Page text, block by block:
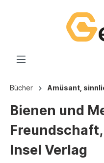
Bücher Amüsant,
Bienen und
Freundschaft,
Insel Verlag